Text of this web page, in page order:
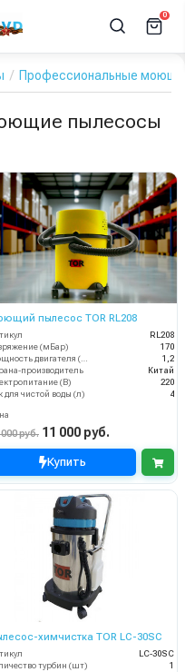
0
Профессиональные
пылесосы
пылесос TOR RL208
RL208
(мБар)
170
Мощность двигателя (кВт)
1,2
производитель
Китай
(В)
220
для чистой воды (л)
4
000 руб. 11 000 руб.
Купить
химчистка TOR LC-30SC
LC-30SC
турбин (шт)
1